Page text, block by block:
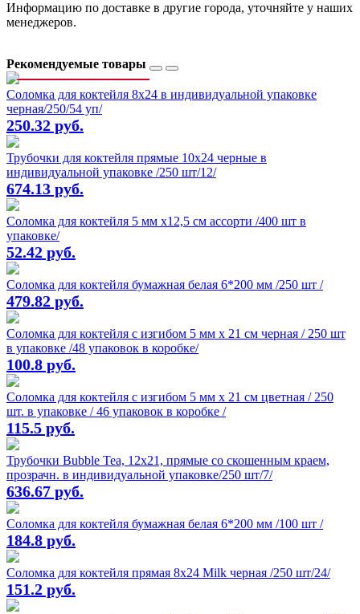
Информацию по доставке в другие города, уточняйте у наших
менеджеров.
Рекомендуемые товары
Соломка для коктейля 8х24 в индивидуальной упаковке
черная/250/54 уп/
250.32 руб.
Трубочки для коктейля прямые 10х24 черные в
индивидуальной упаковке /250 шт/12/
674.13 руб.
Соломка для коктейля 5 мм х12,5 см ассорти /400 шт в
упаковке/
52.42 руб.
Соломка для коктейля бумажная белая 6*200 мм /250 шт /
479.82 руб.
Соломка для коктейля с изгибом 5 мм х 21 см черная / 250 шт
в упаковке /48 упаковок в коробке/
100.8 руб.
Соломка для коктейля с изгибом 5 мм х 21 см цветная / 250
шт. в упаковке / 46 упаковок в коробке /
115.5 руб.
Трубочки Bubble Tea, 12х21, прямые со скошенным краем,
прозрачн. в индивидуальной упаковке/250 шт/7/
636.67 руб.
Соломка для коктейля бумажная белая 6*200 мм /100 шт /
184.8 руб.
Соломка для коктейля прямая 8х24 Milk черная /250 шт/24/
151.2 руб.